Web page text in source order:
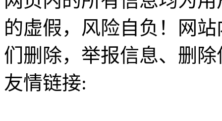
的虚假，风险自负！网
们删除，举报信息、删
友情链接: